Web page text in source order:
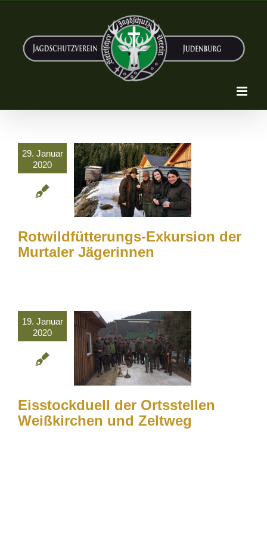
29. Januar
2020
Rotwildfütterungs-Exkursion der
Murtaler Jägerinnen
19. Januar
2020
Eisstockduell der Ortsstellen
Weißkirchen und Zeltweg